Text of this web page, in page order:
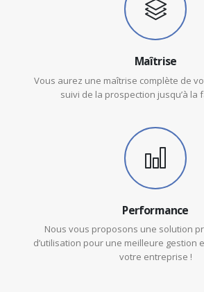
Maîtrise
Vous aurez une maîtrise complète de
suivi de la prospection jusqu’à la
Performance
Nous vous proposons une solution
d’utilisation pour une meilleure gestion
votre entreprise !